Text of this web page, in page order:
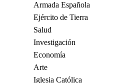
Armada Española
Ejército de Tierra
Salud
Investigación
Economía
Arte
Iglesia Católica